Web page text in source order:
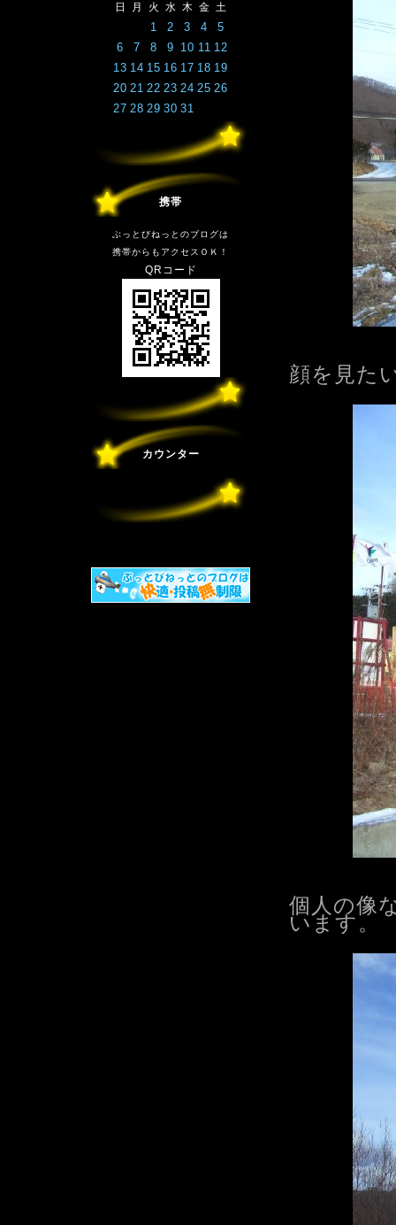
日 月 火 水 木 金 土
1 2 3 4
5
6
7 8 9 10 11 12
13 14 15 16 17 18 19
20 21 22 23 24 25 26
27 28 29 30 31
携帯
ぶっとびねっとのブログは
携帯からもアクセスＯＫ！
QRコード
カウンター
顔を見た
個人の像
います。